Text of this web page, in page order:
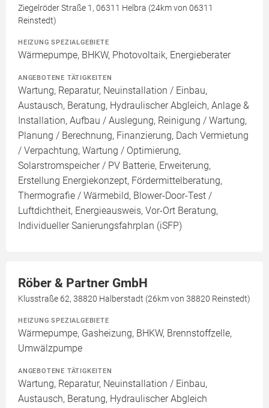
Ziegelröder Straße 1, 06311 Helbra (24km von 06311
Reinstedt)
HEIZUNG SPEZIALGEBIETE
Wärmepumpe, BHKW, Photovoltaik, Energieberater
ANGEBOTENE TÄTIGKEITEN
Wartung, Reparatur, Neuinstallation / Einbau,
Austausch, Beratung, Hydraulischer Abgleich, Anlage &
Installation, Aufbau / Auslegung, Reinigung / Wartung,
Planung / Berechnung, Finanzierung, Dach Vermietung
/ Verpachtung, Wartung / Optimierung,
Solarstromspeicher / PV Batterie, Erweiterung,
Erstellung Energiekonzept, Fördermittelberatung,
Thermografie / Wärmebild, Blower-Door-Test /
Luftdichtheit, Energieausweis, Vor-Ort Beratung,
Individueller Sanierungsfahrplan (iSFP)
Röber & Partner GmbH
Klusstraße 62, 38820 Halberstadt (26km von 38820 Reinstedt)
HEIZUNG SPEZIALGEBIETE
Wärmepumpe, Gasheizung, BHKW, Brennstoffzelle,
Umwälzpumpe
ANGEBOTENE TÄTIGKEITEN
Wartung, Reparatur, Neuinstallation / Einbau,
Austausch, Beratung, Hydraulischer Abgleich